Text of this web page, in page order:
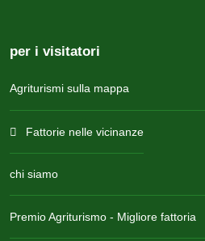
per i visitatori
Agriturismi sulla mappa
Fattorie nelle vicinanze
chi siamo
Premio Agriturismo - Migliore fattoria